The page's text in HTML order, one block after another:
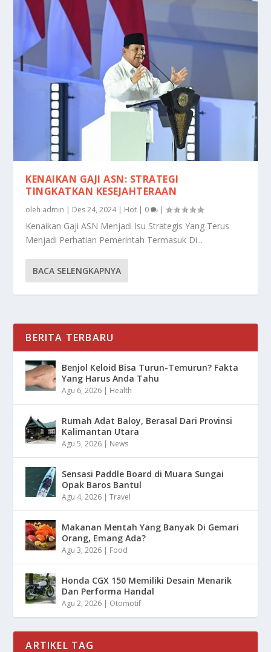
KENAIKAN GAJI ASN: STRATEGI
TINGKATKAN KESEJAHTERAAN
oleh admin | Des 24, 2024| Hot | 0 |
Kenaikan Gaji ASN Menjadi Isu Strategis Yang Terus
Menjadi Perhatian Pemerintah Termasuk Di...
BACA SELENGKAPNYA
BERITA TERBARU
Benjol Keloid Bisa Turun-Temurun? Fakta
Yang Harus Anda Tahu
Agu 6, 2026 | Health
Rumah Adat Baloy, Berasal Dari Provinsi
Kalimantan Utara
Agu 5, 2026 | News
Sensasi Paddle Board di Muara Sungai
Opak Baros Bantul
Agu 4, 2026 |Travel
Makanan Mentah Yang Banyak Di Gemari
Orang, Emang Ada?
Agu 3, 2026 | Food
Honda CGX 150 Memiliki Desain Menarik
Dan Performa Handal
Agu 2, 2026 | Otomotif
ARTIKEL TAG